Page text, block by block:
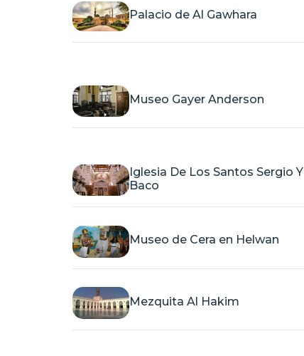
Palacio de Al Gawhara
Museo Gayer Anderson
Iglesia De Los Santos Sergio Y
Baco
Museo de Cera en Helwan
Mezquita Al Hakim